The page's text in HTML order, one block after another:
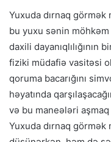
Yuxuda dırnaq görmək
bu yuxu sənin
daxili dayanıqlılığının
fiziki müdafiə vasitəsi
qoruma bacarığını
həyatında
və bu maneələri
Yuxuda dırnaq görmək